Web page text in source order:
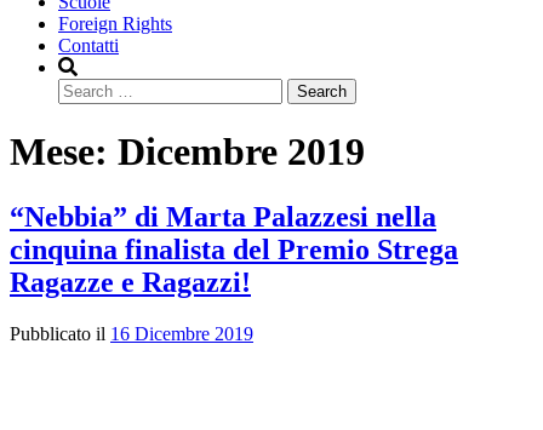
Foreign Rights
Contatti
Search
Mese: Dicembre 2019
“Nebbia” di Marta Palazzesi nella
cinquina finalista del Premio Strega
Ragazze e Ragazzi!
Pubblicato il 16 Dicembre 2019